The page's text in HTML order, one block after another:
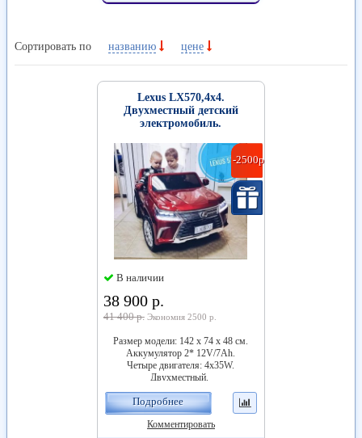
Сортировать по названию цене
Lexus LX570,4х4.
Двухместный детский
электромобиль.
-2500р.
В наличии
38 900 р.
41 400 р.Экономия 2500 р.
Размер модели: 142 х 74 х 48 см.
Аккумулятор 2* 12V/7Ah.
Четыре двигателя: 4x35W.
Двухместный.
Подробнее
Комментировать